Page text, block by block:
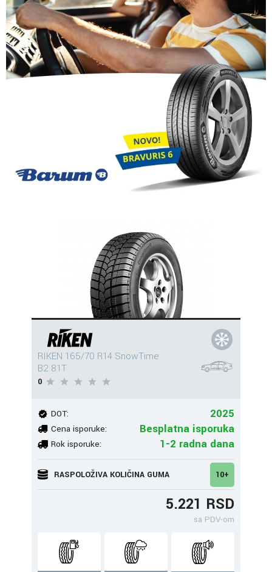
RIKEN 165/70 R14 SnowTime
B2 81T
0
DOT: 2025
Cena isporuke: Besplatna isporuka
Rok isporuke: 1-2 radna dana
RASPOLOŽIVA KOLIČINA GUMA 10+
5.221 RSD
sa PDV-om